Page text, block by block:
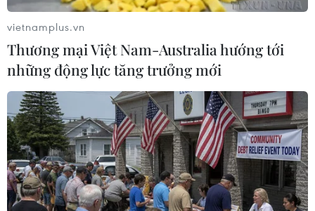
Nga
Syria Thổ Nhĩ Kỳ
TIN LIÊN QUAN
vietnamplus.vn
Thương mại Việt Nam-Australia hướng tới
những động lực tăng trưởng mới